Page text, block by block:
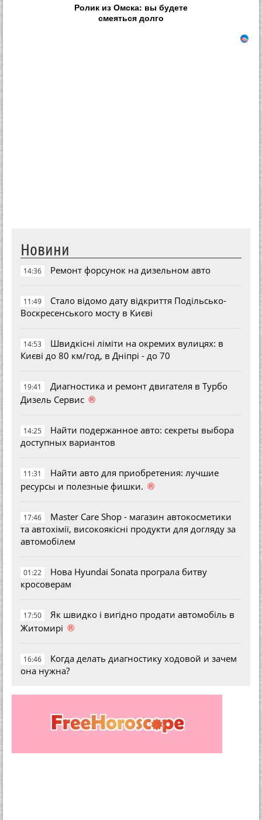
Ролик из Омска: вы будете
смеяться долго
Новини
14:36 Ремонт форсунок на дизельном авто
11:49
Стало відомо дату відкриття Подільсько-
Воскресенського мосту в Києві
14:53
Швидкісні ліміти на окремих вулицях: в
Києві до 80 км/год, в Дніпрі - до 70
19:41
Диагностика и ремонт двигателя в Турбо
Дизель Сервис ®
14:25
Найти подержанное авто: секреты выбора
доступных вариантов
11:31
Найти авто для приобретения: лучшие
ресурсы и полезные фишки. ®
17:46
Master Care Shop - магазин автокосметики
та автохімії, високоякісні продукти для догляду за
автомобілем
01:22
Нова Hyundai Sonata програла битву
кросоверам
17:50
Як швидко і вигідно продати автомобіль в
Житомирі ®
16:46
Когда делать диагностику ходовой и зачем
она нужна?